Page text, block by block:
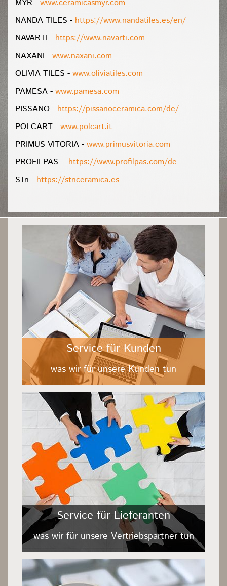
MYR - www.ceramicasmyr.com
NANDA TILES - https://www.nandatiles.es/en/
NAVARTI - https://www.navarti.com
NAXANI - www.naxani.com
OLIVIA TILES - www.oliviatiles.com
PAMESA - www.pamesa.com
PISSANO - https://pissanoceramica.com/de/
POLCART - www.polcart.it
PRIMUS VITORIA - www.primusvitoria.com
PROFILPAS - https://www.profilpas.com/de
STn - https://stnceramica.es
Service für Kunden
was wir für unsere Kunden tun
Service für Lieferanten
was wir für unsere Vertriebspartner tun